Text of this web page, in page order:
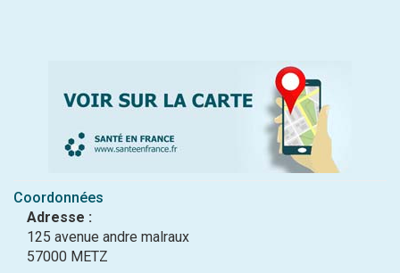
Coordonnées
Adresse :
125 avenue andre malraux
57000 METZ